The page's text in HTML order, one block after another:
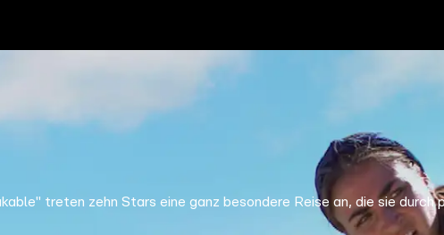
treten zehn Stars eine ganz besondere Reise an, die sie